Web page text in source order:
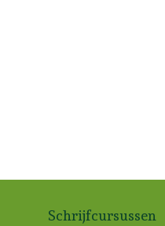
Schrijfcursussen